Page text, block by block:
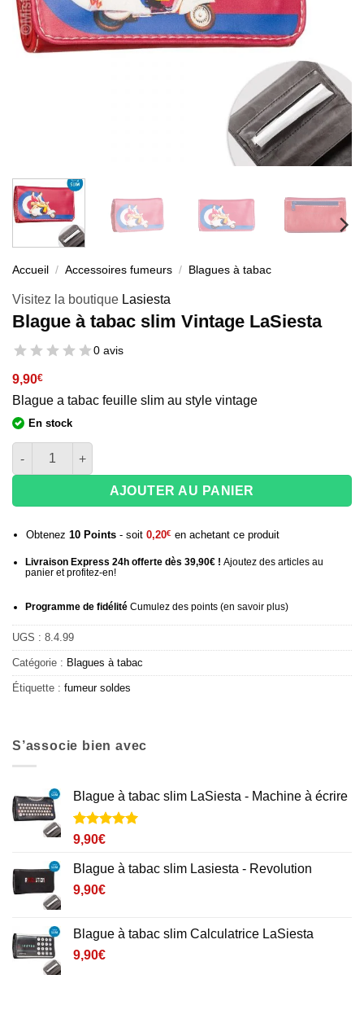
Accueil / Accessoires fumeurs / Blagues à tabac
Visitez la boutique Lasiesta
Blague à tabac slim Vintage LaSiesta
0 avis
9,90€
Blague a tabac feuille slim au style vintage
En stock
quantité de Blague à tabac slim Vintage LaSiesta
AJOUTER AU PANIER
Obtenez 10Points- soit 0,20€ en achetant ce produit
Livraison Express 24h offerte dès 39,90€ ! Ajoutez des articles au
panier et profitez-en!
Programme de fidélitéCumulez des points (en savoir plus)
UGS : 8.4.99
Catégorie : Blagues à tabac
Étiquette : fumeur soldes
S’associe bien avec
Blague à tabac slim LaSiesta - Machine à écrire
Noté5
5 basé sur
1
notation
client
9,90€
Blague à tabac slim Lasiesta - Revolution
9,90€
Blague à tabac slim Calculatrice LaSiesta
9,90€